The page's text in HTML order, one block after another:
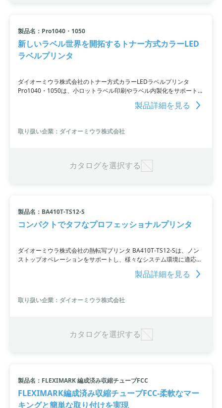
製品名：Pro1040・1050
新しいラベル世界を開拓するトナー方式カラーLED
ラベルプリンタ
ダイオーミウラ株式会社のトナー方式カラーLEDラベルプリンタ
Pro1040・1050は、小ロットラベル印刷やラベル内製化をサポートす
る製造・加工機械です。紙系やPETフイルム合成紙ラベルに対応し、
耐水・耐紫外線・耐アルコール性を実現しています。フルカラー対応
線や小ポイント文字にも対応。また、Pro1050では透明フイルムや高
品質フルカラー印刷にも対応する高隠蔽力のホワイトトナーを使用し
製品詳細を見る
取り扱い企業：ダイオーミウラ株式会社
カタログを選択する
製品名：BA410T-TS12-S
コンパクトでタフなプロフェッショナルプリンタ
ダイオーミウラ株式会社の熱転写プリンタ BA410T-TS12-Sは、ノン
ストップオペレーションをサポートし、様々なシステム環境に適応す
るコンパクトなプリンタです。最速203.2mm/秒の印刷速度でオペレ
ーションを停滞させません。部品交換時期をお知らせするパーツライ
ットワーク監視機能やオートキャリブレーション機能、RFID対応キッ
トなどの機能も充実。様々なプリンタドライバや開発ツールSDKが提
製品詳細を見る
取り扱い企業：ダイオーミウラ株式会社
カタログを選択する
製品名：FLEXIMARK 編成済み収縮チューブFCC
FLEXIMARK編成済み収縮チューブFCC-柔軟なマー
キングと簡単な取り付けを実現